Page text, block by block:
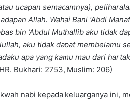
ucapan semacamnya),
Allah. Wahai Bani ‘Abdi
bin ‘Abdul Muthallib aku tidak
aku tidak dapat membelamu
apa yang kamu mau dari
(HR. Bukhari: 2753, Muslim: 206)
nabi kepada keluarganya ini,